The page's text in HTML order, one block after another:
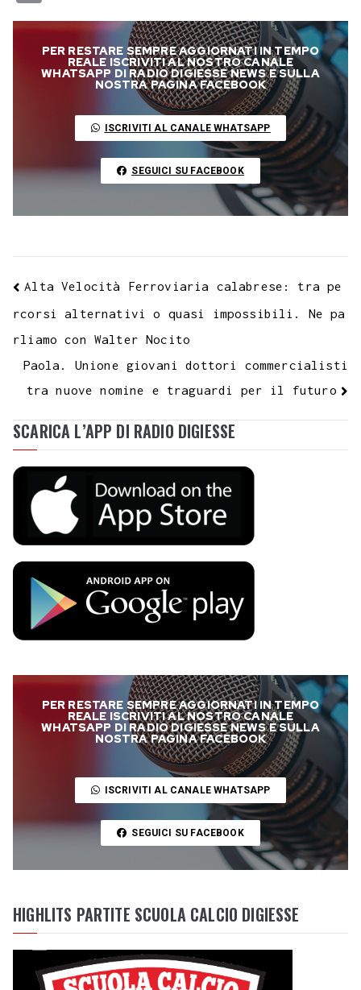
e
b
t
t
r
t
s
A
p
p
e
g
r
a
m
s
a
g
e
t
e
r
e
s
t
k
e
d
I
n
k
e
t
b
l
r
i
l
o
p
y
k
PER RESTARE SEMPRE AGGIORNATI IN TEMPO
REALE ISCRIVITI AL NOSTRO CANALE
WHATSAPP DI RADIO DIGIESSE NEWS E SULLA
NOSTRA PAGINA FACEBOOK
ISCRIVITI AL CANALE WHATSAPP
SEGUICI SU FACEBOOK
Alta Velocità Ferroviaria calabrese: tra pe
rcorsi alternativi o quasi impossibili. Ne pa
rliamo con Walter Nocito
Paola. Unione giovani dottori commercialisti
tra nuove nomine e traguardi per il futuro
SCARICA L’APP DI RADIO DIGIESSE
PER RESTARE SEMPRE AGGIORNATI IN TEMPO
REALE ISCRIVITI AL NOSTRO CANALE
WHATSAPP DI RADIO DIGIESSE NEWS E SULLA
NOSTRA PAGINA FACEBOOK
ISCRIVITI AL CANALE WHATSAPP
SEGUICI SU FACEBOOK
HIGHLITS PARTITE SCUOLA CALCIO DIGIESSE